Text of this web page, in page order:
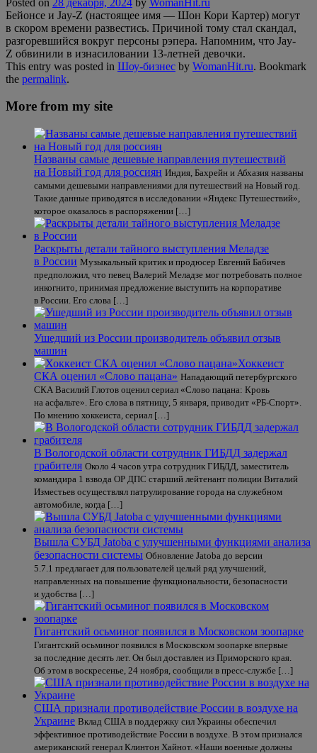
Бейонсе и Jay-Z (настоящее имя — Шон Кори Картер) могут
в скором времени развестись. Причиной тому стал скандал,
разгоревшийся вокруг персоны рэпера. Напомним, что Jay-
Z обвинили в изнасиловании 13-летней девочки.
This entry was posted in Шоу-бизнес by WomanHit.ru. Bookmark
the permalink.
More from my site
Названы самые дешевые направления путешествий
на Новый год для россиян Индия, Бахрейн и Абхазия названы
самыми дешевыми направлениями для путешествий на Новый год.
Такие данные приводятся в исследовании «Яндекс Путешествий»,
которое оказалось в распоряжении […]
Раскрыты детали тайного выступления Меладзе
в России Музыкальный критик и продюсер Евгений Бабичев
предположил, что певец Валерий Меладзе мог потребовать полное
инкогнито, принимая предложение выступить на корпоративе
в России. Его слова […]
Ушедший из России производитель объявил отзыв
машин
Хоккеист
СКА оценил «Слово пацана» Нападающий петербургского
СКА Василий Глотов оценил сериал «Слово пацана: Кровь
на асфальте». Его слова в пятницу, 5 января, приводит «РБ-Спорт».
По мнению хоккеиста, сериал […]
В Вологодской области сотрудник ГИБДД задержал
грабителя Около 4 часов утра сотрудник ГИБДД, заместитель
командира 1 взвода ОР ДПС старший лейтенант полиции Виталий
Изместьев осуществлял патрулирование города на служебном
автомобиле, когда […]
Вышла СУБД Jatoba с улучшенными функциями анализа
безопасности системы Обновление Jatoba до версии
5.7.1 предлагает для пользователей целый ряд улучшений,
направленных на повышение функциональности, безопасности
и удобства […]
Гигантский осьминог появился в Московском зоопарке
Гигантский осьминог появился в Московском зоопарке впервые
за последние десять лет. Он был доставлен из Приморского края.
Об этом в воскресенье, 24 ноября, сообщили в пресс-службе […]
США признали противодействие России в воздухе на
Украине Вклад США в поддержку сил Украины обеспечил
эффективное противодействие России в воздухе. В этом признался
американский генерал Клинтон Хайнот. «Наши военные должны